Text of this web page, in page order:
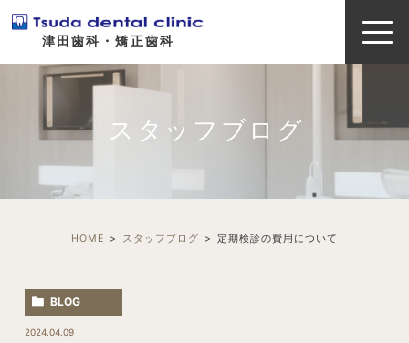
津田歯科・矯正歯科
スタッフブログ
HOME スタッフブログ 定期検診の費用について
BLOG
2024.04.09